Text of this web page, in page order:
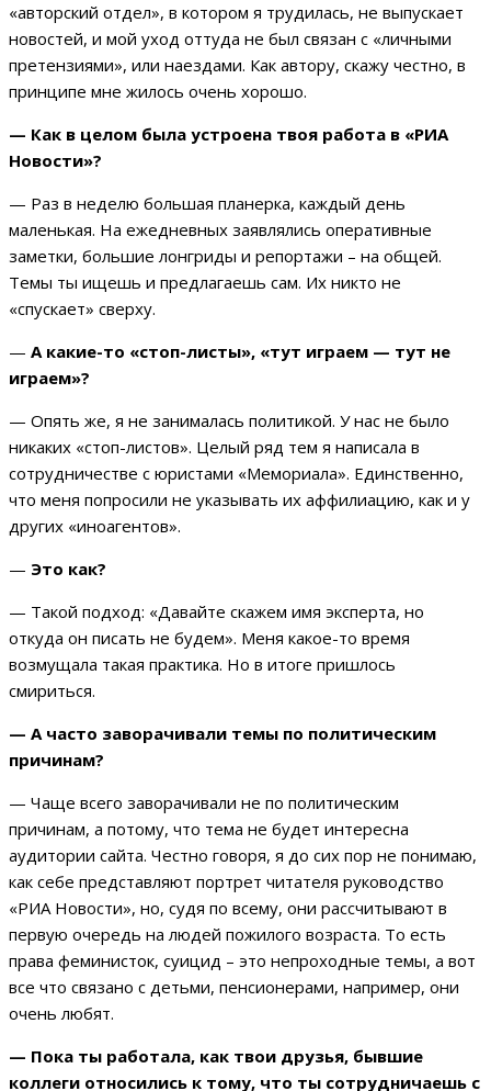
«авторский отдел», в котором я трудилась, не выпускает
новостей, и мой уход оттуда не был связан с «личными
претензиями», или наездами. Как автору, скажу честно, в
принципе мне жилось очень хорошо.
— Как в целом была устроена твоя работа в «РИА
Новости»?
— Раз в неделю большая планерка, каждый день
маленькая. На ежедневных заявлялись оперативные
заметки, большие лонгриды и репортажи – на общей.
Темы ты ищешь и предлагаешь сам. Их никто не
«спускает» сверху.
— А какие-то «стоп-листы», «тут играем — тут не
играем»?
— Опять же, я не занималась политикой. У нас не было
никаких «стоп-листов». Целый ряд тем я написала в
сотрудничестве с юристами «Мемориала». Единственно,
что меня попросили не указывать их аффилиацию, как и у
других «иноагентов».
— Это как?
— Такой подход: «Давайте скажем имя эксперта, но
откуда он писать не будем». Меня какое-то время
возмущала такая практика. Но в итоге пришлось
смириться.
— А часто заворачивали темы по политическим
причинам?
— Чаще всего заворачивали не по политическим
причинам, а потому, что тема не будет интересна
аудитории сайта. Честно говоря, я до сих пор не понимаю,
как себе представляют портрет читателя руководство
«РИА Новости», но, судя по всему, они рассчитывают в
первую очередь на людей пожилого возраста. То есть
права феминисток, суицид – это непроходные темы, а вот
все что связано с детьми, пенсионерами, например, они
очень любят.
— Пока ты работала, как твои друзья, бывшие
коллеги относились к тому, что ты сотрудничаешь с